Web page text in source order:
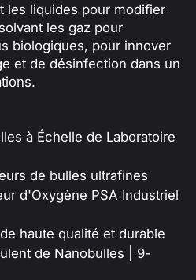
les liquides pour modifier
les gaz pour
biologiques, pour innover
et de désinfection dans un
à Échelle de Laboratoire
de bulles ultrafines
d'Oxygène PSA Industriel
haute qualité et durable
de Nanobulles | 9-